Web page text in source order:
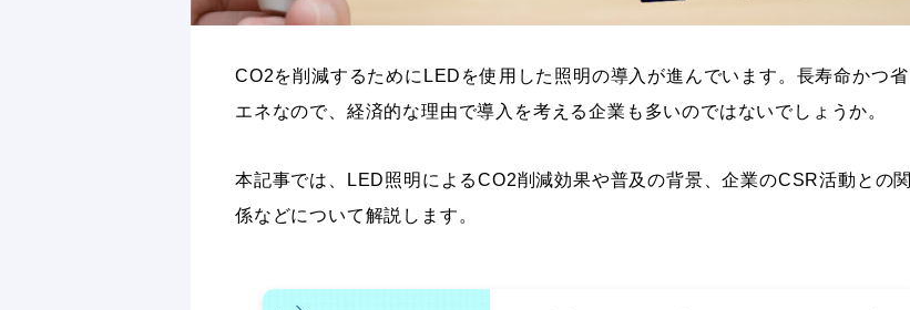
CO2を削減するためにLEDを使用した照明の導入が進んでいます。長寿命かつ省
エネなので、経済的な理由で導入を考える企業も多いのではないでしょうか。
本記事では、LED照明によるCO2削減効果や普及の背景、企業のCSR活動との関
係などについて解説します。